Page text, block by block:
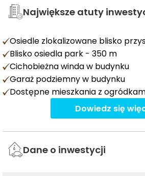
Największe atuty
Osiedle zlokalizowane blisko
Blisko osiedla park - 350 m
Cichobieżna winda w budynku
Garaż podziemny w budynku
Dostępne mieszkania z
Dowiedz się
Dane o inwestycji